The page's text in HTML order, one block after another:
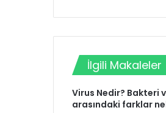
İlgili Makaleler
Virus Nedir? Bakteri
arasındaki farklar